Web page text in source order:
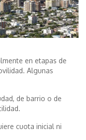
en etapas de
Algunas
de barrio o de
cuota inicial ni